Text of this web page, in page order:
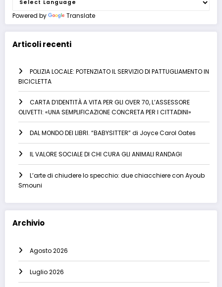
Powered by Translate
Articoli recenti
POLIZIA LOCALE: POTENZIATO IL SERVIZIO DI PATTUGLIAMENTO IN
BICICLETTA
CARTA D’IDENTITÀ A VITA PER GLI OVER 70, L’ASSESSORE
OLIVETTI: «UNA SEMPLIFICAZIONE CONCRETA PER I CITTADINI»
DAL MONDO DEI LIBRI. “BABYSITTER” di Joyce Carol Oates
IL VALORE SOCIALE DI CHI CURA GLI ANIMALI RANDAGI
L’arte di chiudere lo specchio: due chiacchiere con Ayoub
Smouni
Archivio
Agosto 2026
Luglio 2026